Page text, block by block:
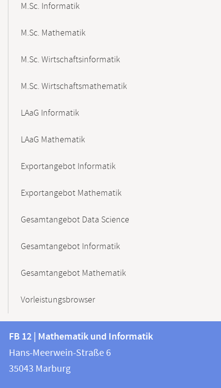
M.Sc. Informatik
M.Sc. Mathematik
M.Sc. Wirtschaftsinformatik
M.Sc. Wirtschaftsmathematik
LAaG Informatik
LAaG Mathematik
Exportangebot Informatik
Exportangebot Mathematik
Gesamtangebot Data Science
Gesamtangebot Informatik
Gesamtangebot Mathematik
Vorleistungsbrowser
Kontakt
und
Informationen
FB
12
|
FB 12 | Mathematik und Informatik
Hans-Meerwein-Straße 6
35043 Marburg